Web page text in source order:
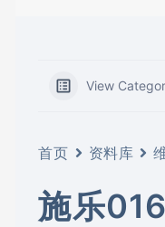
View
首页 资料库
施乐